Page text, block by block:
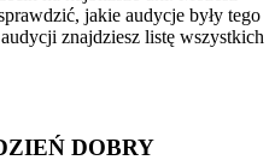
jakie audycje były tego
znajdziesz listę wszystkich
DOBRY